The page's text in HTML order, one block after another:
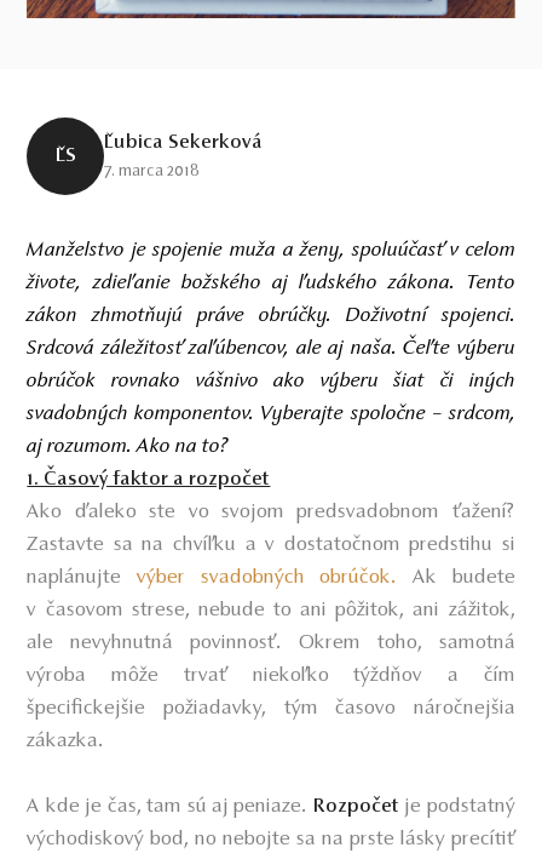
ĽS
Ľubica Sekerková
7. marca 2018
Manželstvo je spojenie muža a ženy, spoluúčasť v celom
živote, zdieľanie božského aj ľudského zákona. Tento
zákon zhmotňujú práve obrúčky. Doživotní spojenci.
Srdcová záležitosť zaľúbencov, ale aj naša. Čeľte výberu
obrúčok rovnako vášnivo ako výberu šiat či iných
svadobných komponentov. Vyberajte spoločne – srdcom,
aj rozumom. Ako na to?
1. Časový faktor a rozpočet
Ako ďaleko ste vo svojom predsvadobnom ťažení?
Zastavte sa na chvíľku a v dostatočnom predstihu si
naplánujte výber svadobných obrúčok.
Ak budete
v časovom strese, nebude to ani pôžitok, ani zážitok,
ale nevyhnutná povinnosť. Okrem toho, samotná
výroba môže trvať niekoľko týždňov a čím
špecifickejšie požiadavky, tým časovo náročnejšia
zákazka.
A kde je čas, tam sú aj peniaze. Rozpočet je podstatný
východiskový bod, no nebojte sa na prste lásky precítiť